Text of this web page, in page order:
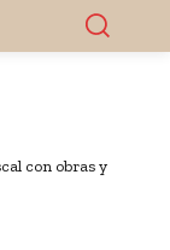
con obras y